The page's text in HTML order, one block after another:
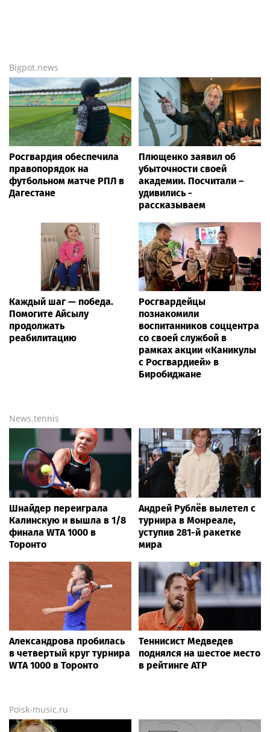
Bigpot.news
Росгвардия обеспечила
правопорядок на
футбольном матче РПЛ в
Дагестане
Плющенко заявил об
убыточности своей
академии. Посчитали –
удивились -
рассказываем
Каждый шаг — победа.
Помогите Айсылу
продолжать
реабилитацию
Росгвардейцы
познакомили
воспитанников соццентра
со своей службой в
рамках акции «Каникулы
с Росгвардией» в
Биробиджане
News.tennis
Шнайдер переиграла
Калинскую и вышла в 1/8
финала WTA 1000 в
Торонто
Андрей Рублёв вылетел с
турнира в Монреале,
уступив 281-й ракетке
мира
Александрова пробилась
в четвертый круг турнира
WTA 1000 в Торонто
Теннисист Медведев
поднялся на шестое место
в рейтинге ATP
Poisk-music.ru